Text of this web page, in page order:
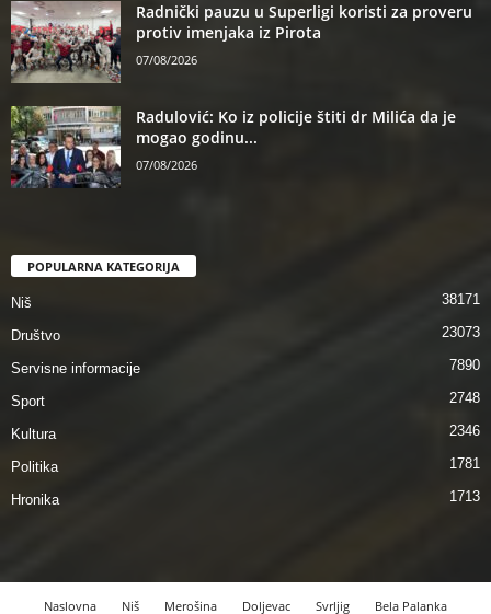
Radnički pauzu u Superligi koristi za proveru
protiv imenjaka iz Pirota
07/08/2026
Radulović: Ko iz policije štiti dr Milića da je
mogao godinu...
07/08/2026
POPULARNA KATEGORIJA
Niš 38171
Društvo 23073
Servisne informacije 7890
Sport 2748
Kultura 2346
Politika 1781
Hronika 1713
Naslovna Niš Merošina Doljevac Svrljig Bela Palanka